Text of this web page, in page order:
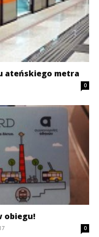
ateńskiego metra
0
obiegu!
0